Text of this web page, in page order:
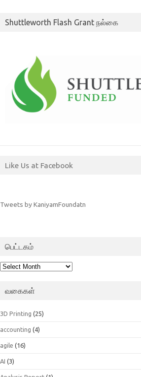
Shuttleworth Flash Grant நல்கை
Like Us at Facebook
Tweets by KaniyamFoundatn
பெட்டகம்
பெட்டகம்
வகைகள்
3D Printing (25)
accounting (4)
agile (16)
AI (3)